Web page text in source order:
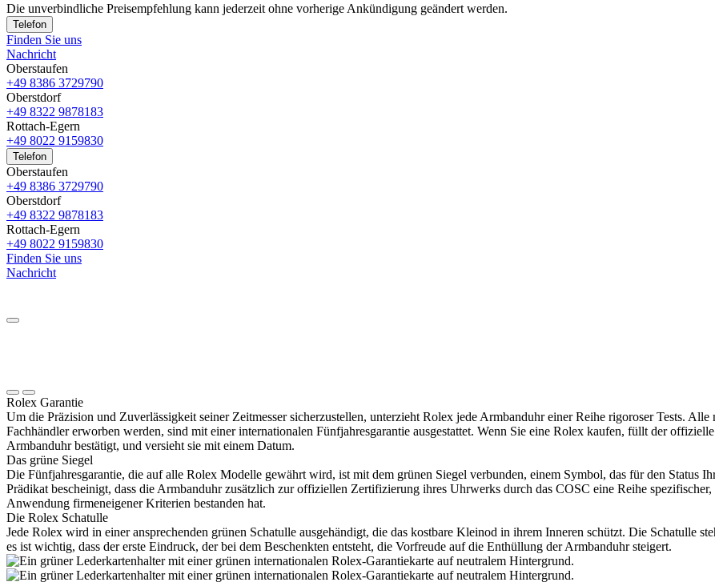
Die unverbindliche Preis­empfehlung kann jederzeit ohne vorherige Ankündigung geändert werden.
Telefon
Finden Sie uns
Nachricht
Oberstaufen
+49 8386 3729790
Oberstdorf
+49 8322 9878183
Rottach-Egern
+49 8022 9159830
Telefon
Oberstaufen
+49 8386 3729790
Oberstdorf
+49 8322 9878183
Rottach-Egern
+49 8022 9159830
Finden Sie uns
Nachricht
Rolex Garantie
Um die Präzision und Zuverlässigkeit seiner Zeitmesser sicherzustellen, unterzieht Rolex jede Armbanduhr einer Reihe rigoroser Tests. Alle
Fachhändler erworben werden, sind mit einer internationalen Fünfjahres­garantie ausgestattet. Wenn Sie eine Rolex kaufen, füllt der
Armbanduhr bestätigt, und versieht sie mit einem Datum.
Das grüne Siegel
Die Fünfjahresgarantie, die auf alle Rolex Modelle gewährt wird, ist mit dem grünen Siegel verbunden, einem Symbol, das für den Status
Prädikat bescheinigt, dass die Armbanduhr zusätzlich zur offiziellen Zertifizierung ihres Uhrwerks durch das COSC eine Reihe spezifischer,
Anwendung firmeneigener Kriterien bestanden hat.
Die Rolex Schatulle
Jede Rolex wird in einer ansprechenden grünen Schatulle ausgehändigt, die das kostbare Kleinod in ihrem Inneren schützt. Die Schatulle
es ist wichtig, dass der erste Eindruck, der bei dem Beschenkten entsteht, die Vorfreude auf die Enthüllung der Armbanduhr steigert.